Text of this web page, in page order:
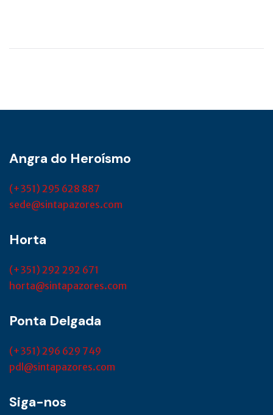
Angra do Heroísmo
(+351) 295 628 887
sede@sintapazores.com
Horta
(+351) 292 292 671
horta@sintapazores.com
Ponta Delgada
(+351) 296 629 749
pdl@sintapazores.com
Siga-nos